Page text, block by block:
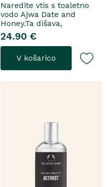
Naredite vtis s toaletno
vodo Ajwa Date and
Honey.Ta dišava,
zasnovana tako za
razkošne priložnosti kot
za vsakodnevno nošenje,
se odpre z notami suhega
grozdja, labana in frezije,
24.90 €
V košarico